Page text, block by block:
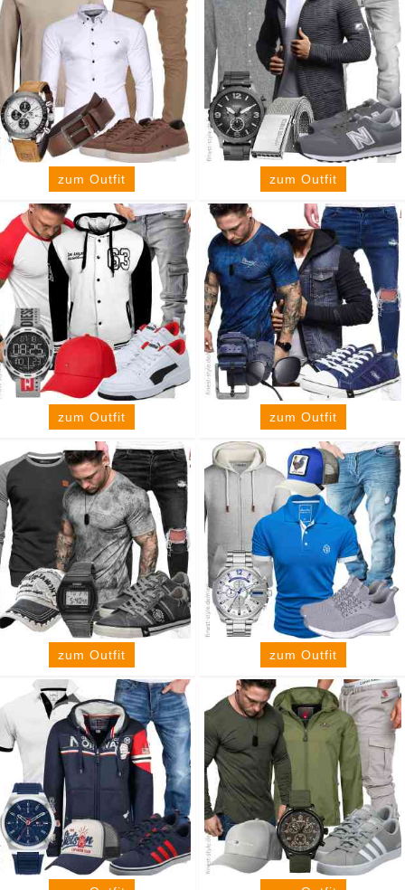
zum Outfit zum Outfit
zum Outfit zum Outfit
zum Outfit zum Outfit